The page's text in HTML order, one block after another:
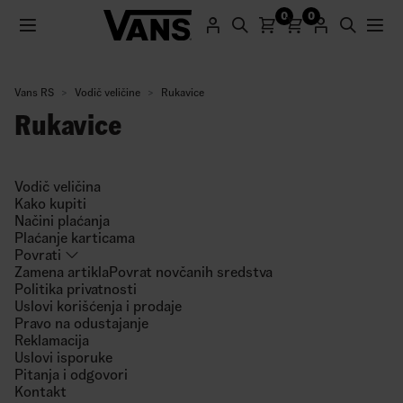
0 0
Vans RS Vodič veličine Rukavice
Rukavice
Vodič veličina
Kako kupiti
Načini plaćanja
Plaćanje karticama
Povrati
Zamena artiklaPovrat novčanih sredstva
Politika privatnosti
Uslovi korišćenja i prodaje
Pravo na odustajanje
Reklamacija
Uslovi isporuke
Pitanja i odgovori
Kontakt
Registracijom na naš sajt dobijate promo kod sa 25%
Registruj se